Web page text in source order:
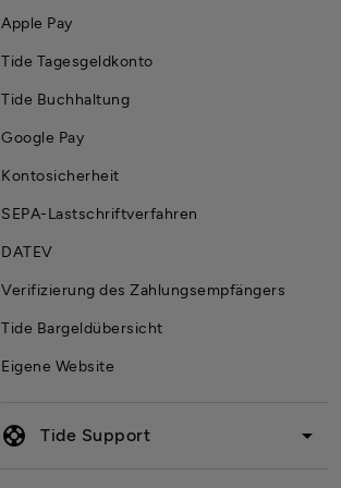
Apple Pay
Tide Tagesgeldkonto
Tide Buchhaltung
Google Pay
Kontosicherheit
SEPA-Lastschriftverfahren
DATEV
Verifizierung des Zahlungsempfängers
Tide Bargeldübersicht
Eigene Website
support Tide Support arrow_drop_down